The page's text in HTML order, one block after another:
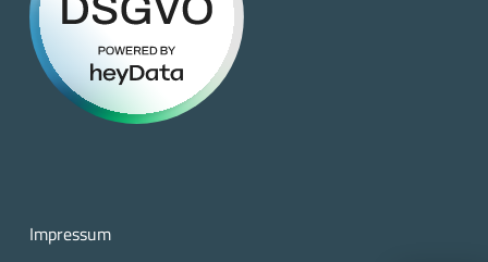
Impressum